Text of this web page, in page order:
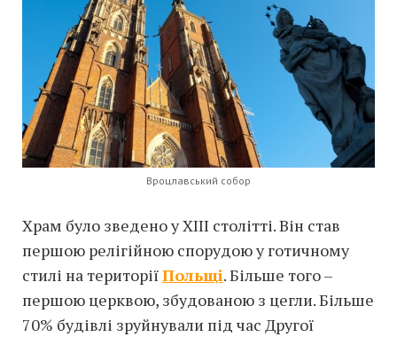
Вроцлавський собор
Храм було зведено у XIII столітті. Він став
першою релігійною спорудою у готичному
стилі на територіїПольщі. Більше того –
першою церквою, збудованою з цегли. Більше
70% будівлі зруйнували під час Другої